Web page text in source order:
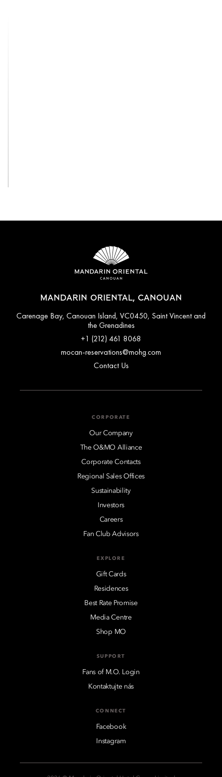
MANDARIN ORIENTAL, CANOUAN
Carenage Bay, Canouan Island, VC0450, Saint Vincent and
the Grenadines
+1 (212) 461 8068
mocan-reservations@mohg.com
Contact Us
CORPORATE
Our Company
The O&MO Alliance
Corporate Contacts
Regional Sales Offices
Sustainability
Investors
Careers
Fan Club Advisors
EXPLORE
Gift Cards
Residences
Best Rate Promise
Media Centre
Shop MO
SUPPORT
Fans of M.O. Login
Kontaktujte nás
CONNECT
Facebook
Instagram